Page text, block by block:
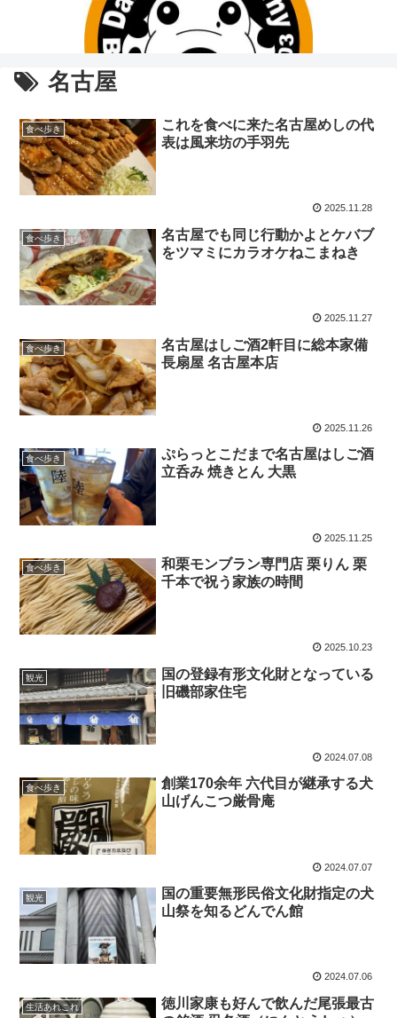
名古屋
食べ歩き
これを食べに来た名古屋めしの代
表は風来坊の手羽先
2025.11.28
食べ歩き
名古屋でも同じ行動かよとケバブ
をツマミにカラオケねこまねき
2025.11.27
食べ歩き
名古屋はしご酒2軒目に総本家備
長扇屋 名古屋本店
2025.11.26
食べ歩き
ぷらっとこだまで名古屋はしご酒
立呑み 焼きとん 大黒
2025.11.25
食べ歩き
和栗モンブラン専門店 栗りん 栗
千本で祝う家族の時間
2025.10.23
観光
国の登録有形文化財となっている
旧磯部家住宅
2024.07.08
食べ歩き
創業170余年 六代目が継承する犬
山げんこつ厳骨庵
2024.07.07
観光
国の重要無形民俗文化財指定の犬
山祭を知るどんでん館
2024.07.06
生活あれこれ
徳川家康も好んで飲んだ尾張最古